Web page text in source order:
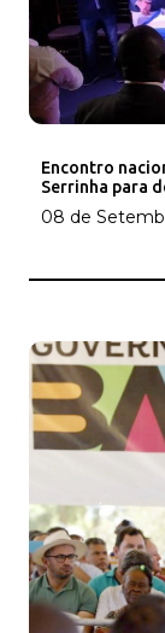
Encontro
Serrinha para
08 de